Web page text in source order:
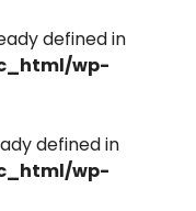
defined in
wp-
defined in
wp-